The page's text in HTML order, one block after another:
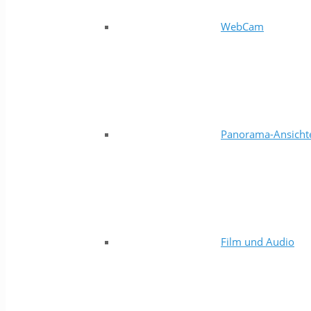
WebCam
Panorama-
Film und Audio